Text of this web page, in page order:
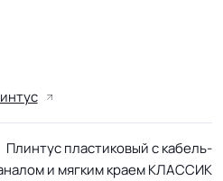
Плинтус пластиковый с кабель-
и мягким краем KЛАССИК